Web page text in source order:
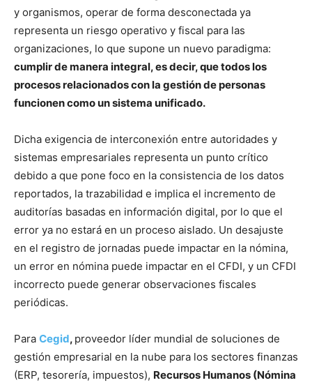
y organismos, operar de forma desconectada ya
representa un riesgo operativo y fiscal para las
organizaciones, lo que supone un nuevo paradigma:
cumplir de manera integral, es decir, que todos los
procesos relacionados con la gestión de personas
funcionen como un sistema unificado.
Dicha exigencia de interconexión entre autoridades y
sistemas empresariales representa un punto crítico
debido a que pone foco en la consistencia de los datos
reportados, la trazabilidad e implica el incremento de
auditorías basadas en información digital, por lo que el
error ya no estará en un proceso aislado. Un desajuste
en el registro de jornadas puede impactar en la nómina,
un error en nómina puede impactar en el CFDI, y un CFDI
incorrecto puede generar observaciones fiscales
periódicas.
Para Cegid, proveedor líder mundial de soluciones de
gestión empresarial en la nube para los sectores finanzas
(ERP, tesorería, impuestos), Recursos Humanos (Nómina